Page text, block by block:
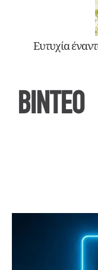
Ευτυχία
ΒΙΝΤΕΟ